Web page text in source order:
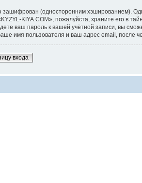
(односторонним хэшированием).
KIYA.COM», пожалуйста, храните его в
ваш пароль к вашей учётной записи, вы
имя пользователя и ваш адрес email, после
входа